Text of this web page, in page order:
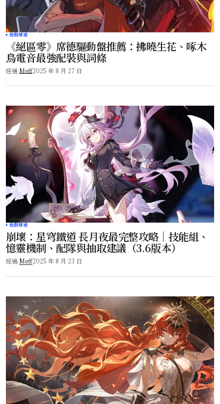
遊戲頻道
《絕區零》席德驅動盤推薦：拂曉生花、啄木
鳥電音最強配裝與詞條
經過 Meff2025 年 8 月 27 日
遊戲頻道
崩壞：星穹鐵道 長月夜最完整攻略｜技能組、
憶靈機制、配隊與抽取建議（3.6版本）
經過 Meff2025 年 8 月 23 日